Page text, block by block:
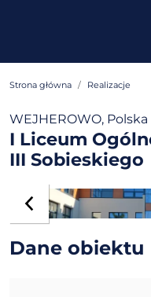
Strona główna Realizacje
WEJHEROWO, Polska
I Liceum
III Sobieskiego
Dane obiektu